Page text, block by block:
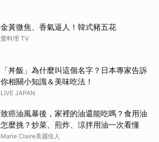
金黃微焦、香氣逼人！韓式豬五花
愛料理 TV
「丼飯」為什麼叫這個名字？日本專家告訴
你相關小知識＆美味吃法！
LIVE JAPAN
致癌油風暴後，家裡的油還能吃嗎？食用油
怎麼挑？炒菜、煎炸、涼拌用油一次看懂
Marie Claire美麗佳人